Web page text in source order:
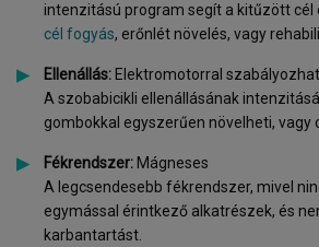
intenzitású program segít a kitűzött cél
cél fogyás, erőnlét növelés, vagy
Ellenállás: Elektromotorral
A szobabicikli ellenállásának
gombokkal egyszerűen növelheti, vagy
Fékrendszer: Mágneses
A legcsendesebb fékrendszer, mivel
egymással érintkező alkatrészek, és
karbantartást.